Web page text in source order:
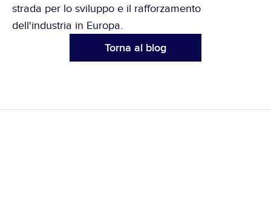
strada per lo sviluppo e il rafforzamento
dell'industria in Europa.
Torna al blog